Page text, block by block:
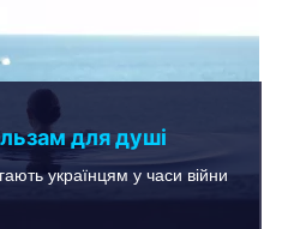
для душі
українцям у часи війни